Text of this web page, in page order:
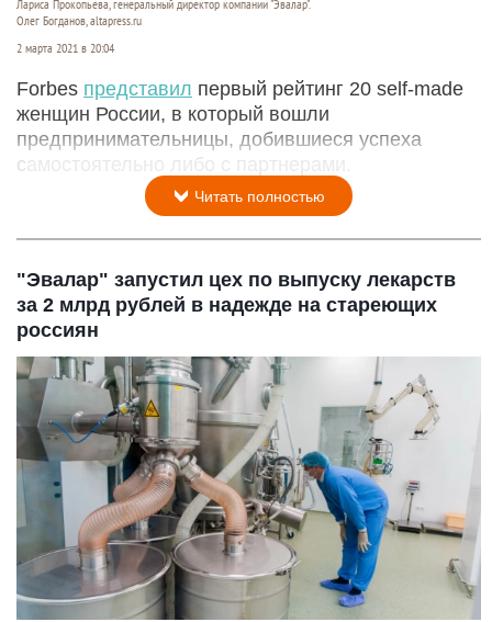
Лариса Прокопьева, генеральный директор компании "Эвалар".
Олег Богданов, altapress.ru
2 марта 2021 в 20:04
Forbes представил первый рейтинг 20 self-made
женщин России, в который вошли
предпринимательницы, добившиеся успеха
самостоятельно либо с партнерами.
Читать полностью
"Эвалар" запустил цех по выпуску лекарств
за 2 млрд рублей в надежде на стареющих
россиян